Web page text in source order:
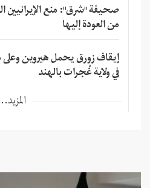
صحيفة "شرق": منع الإيرانيين
من العودة إليها
إيقاف زورق يحمل هيروين وعلى
في ولاية غُجرات بالهند